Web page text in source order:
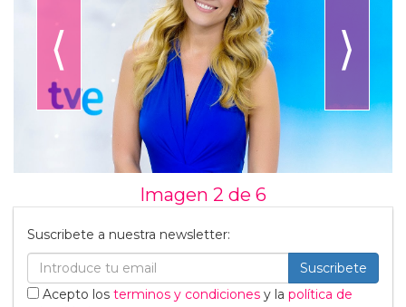
⟨ ⟩
Imagen 2 de 6
Suscribete a nuestra newsletter:
Suscribete
Acepto los terminos y condiciones y la política de